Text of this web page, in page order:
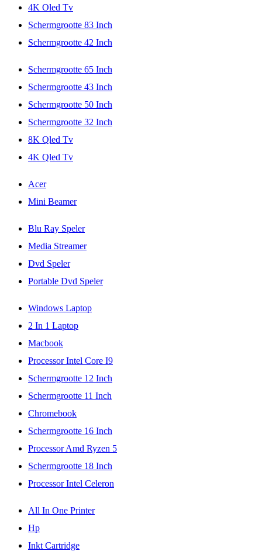
4K Oled Tv
Schermgrootte 83 Inch
Schermgrootte 42 Inch
Schermgrootte 65 Inch
Schermgrootte 43 Inch
Schermgrootte 50 Inch
Schermgrootte 32 Inch
8K Qled Tv
4K Qled Tv
Acer
Mini Beamer
Blu Ray Speler
Media Streamer
Dvd Speler
Portable Dvd Speler
Windows Laptop
2 In 1 Laptop
Macbook
Processor Intel Core I9
Schermgrootte 12 Inch
Schermgrootte 11 Inch
Chromebook
Schermgrootte 16 Inch
Processor Amd Ryzen 5
Schermgrootte 18 Inch
Processor Intel Celeron
All In One Printer
Hp
Inkt Cartridge